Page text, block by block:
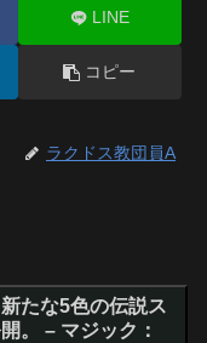
LINE
コピー
ラクドス教団員A
たな5色の伝説ス
。 – マジック：